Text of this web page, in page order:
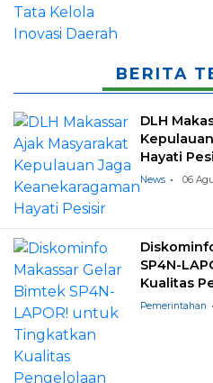
BERITA
DLH
Hayati
News 06
SP4N-
Kualitas
Masyarakat
Pemerintahan